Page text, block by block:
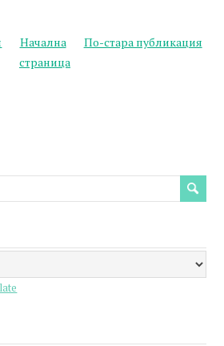
По-стара публикация
Начална
страница